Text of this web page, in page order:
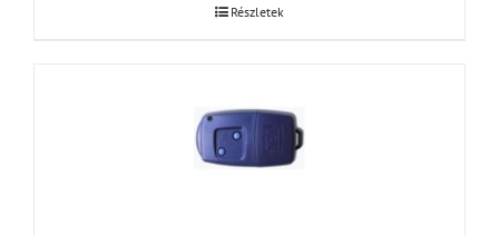
Részletek